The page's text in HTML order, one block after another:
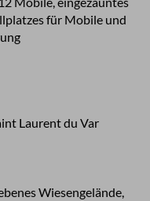
für Mobile und
Laurent du Var
Wiesengelände,